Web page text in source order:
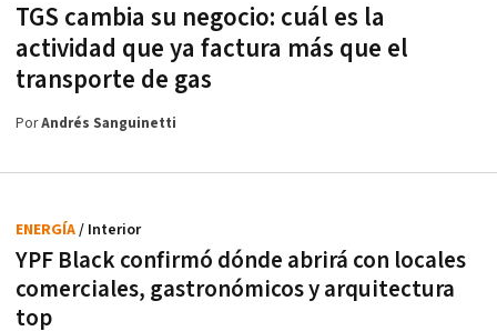
TGS cambia su negocio: cuál es la
actividad que ya factura más que el
transporte de gas
PorAndrés Sanguinetti
YPF Black confirmó dónde abrirá con locales
comerciales, gastronómicos y arquitectura
top
ENERGÍA/ Interior